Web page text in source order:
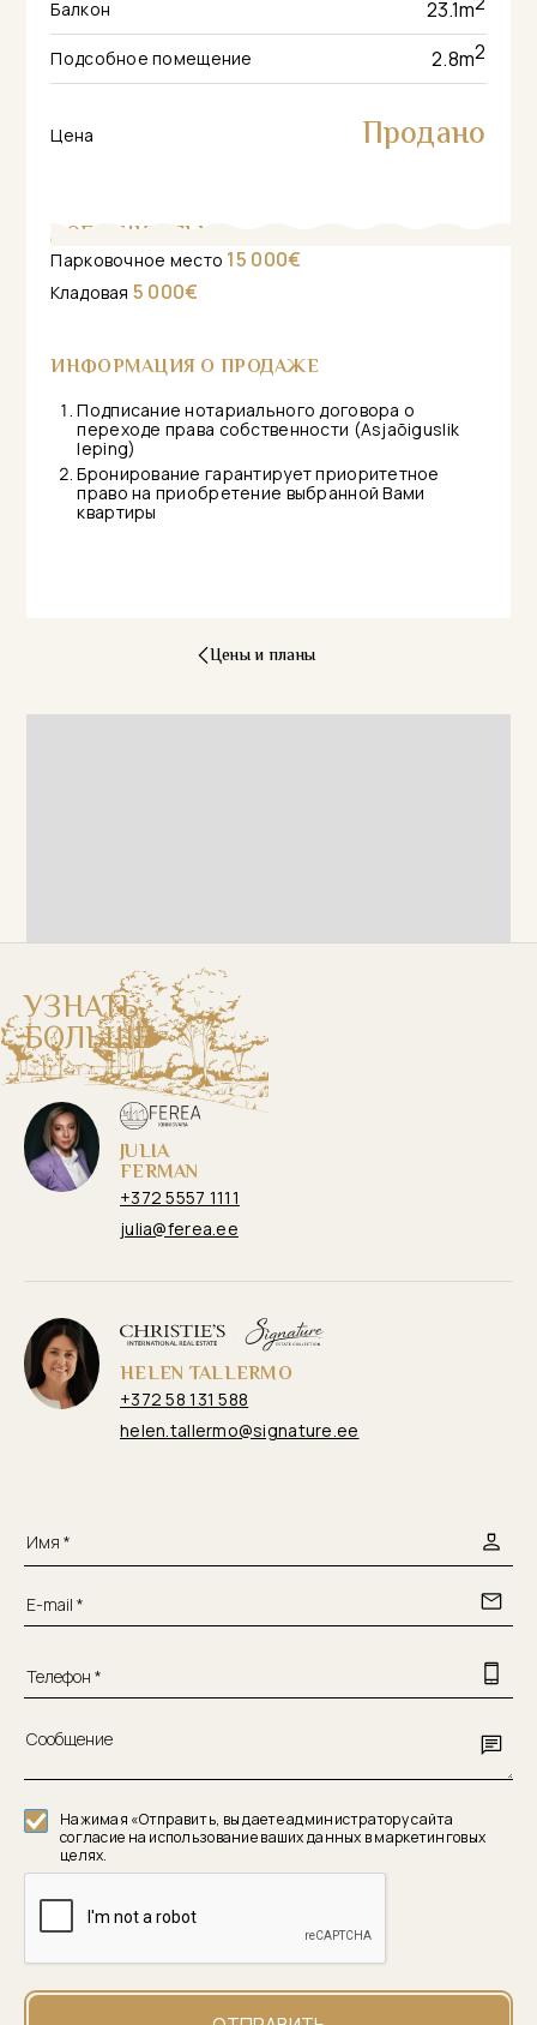
Балкон 23.1m
Подсобное помещение 2.8m2
Цена Продано
ДОПОЛНИТЕЛЬНО
Парковочное место 15 000€
Кладовая 5 000€
ИНФОРМАЦИЯ О ПРОДАЖЕ
Подписание нотариального договора о
переходе права собственности (Asjaõiguslik
leping)
Бронирование гарантирует приоритетное
право на приобретение выбранной Вами
квартиры
Цены и планы
УЗНАТЬ
БОЛЬШЕ
Нажимая «Отправить, вы даете администратору сайта
согласие на использование ваших данных в маркетинговых
целях.
JULIA
FERMAN
+372 5557 1111
julia@ferea.ee
HELEN TALLERMO
+372 58 131 588
helen.tallermo@signature.ee